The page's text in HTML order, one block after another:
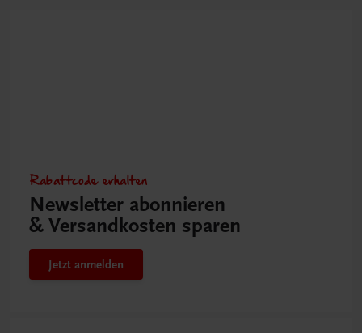
Rabattcode erhalten
Newsletter abonnieren
& Versandkosten sparen
Jetzt anmelden